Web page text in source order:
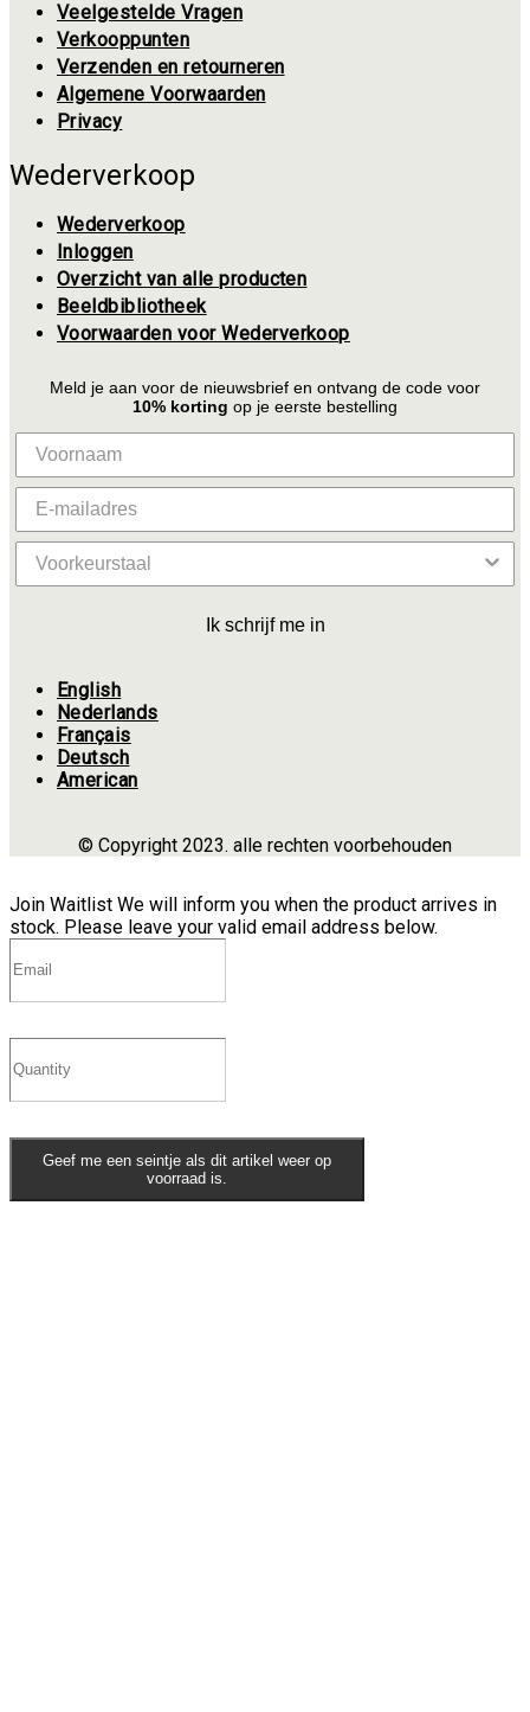
Veelgestelde Vragen
Verkooppunten
Verzenden en retourneren
Algemene Voorwaarden
Privacy
Wederverkoop
Wederverkoop
Inloggen
Overzicht van alle producten
Beeldbibliotheek
Voorwaarden voor Wederverkoop
Meld je aan voor de nieuwsbrief en ontvang de code voor
10% korting op je eerste bestelling
Ik schrijf me in
English
Nederlands
Français
Deutsch
American
© Copyright 2023. alle rechten voorbehouden
Join Waitlist We will inform you when the product arrives in
stock. Please leave your valid email address below.
Geef me een seintje als dit artikel weer op
voorraad is.